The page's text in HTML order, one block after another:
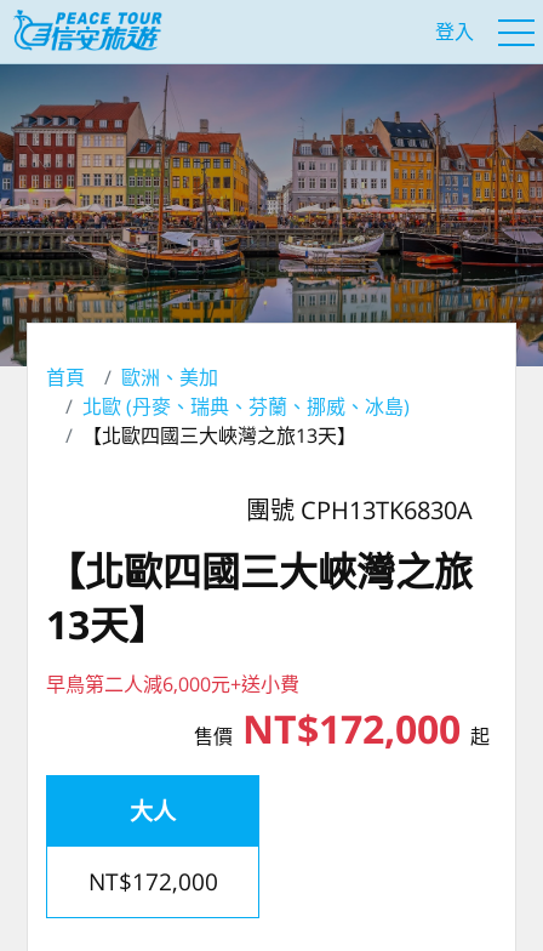
登入
首頁
歐洲、美加
北歐 (丹麥、瑞典、芬蘭、挪威、冰島)
【北歐四國三大峽灣之旅13天】
團號 CPH13TK6830A
【北歐四國三大峽灣之旅
13天】
早鳥第二人減6,000元+送小費
售價NT$172,000 起
大人
NT$172,000